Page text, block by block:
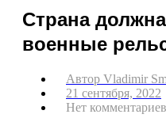
Страна
военные
Автор Vladimir
21 сентября, 2022
Нет комментариев